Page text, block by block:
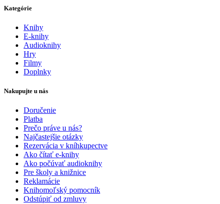
Kategórie
Knihy
E-knihy
Audioknihy
Hry
Filmy
Doplnky
Nakupujte u nás
Doručenie
Platba
Prečo práve u nás?
Najčastejšie otázky
Rezervácia v kníhkupectve
Ako čítať e-knihy
Ako počúvať audioknihy
Pre školy a knižnice
Reklamácie
Knihomoľský pomocník
Odstúpiť od zmluvy